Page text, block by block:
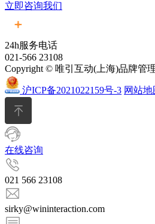
立即咨询我们
24h服务电话
021-566 23108
Copyright © 唯引互动(上海)品牌管
沪ICP备2021022159号-3 网站地
在线咨询
021 566 23108
sirky@wininteraction.com